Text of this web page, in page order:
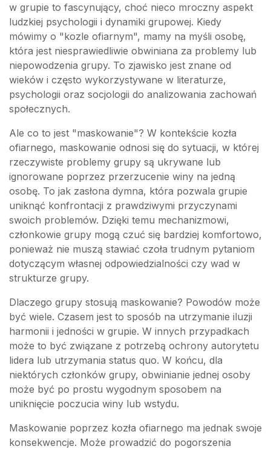
w grupie to fascynujący, choć nieco mroczny aspekt
ludzkiej psychologii i dynamiki grupowej. Kiedy
mówimy o "kozle ofiarnym", mamy na myśli osobę,
która jest niesprawiedliwie obwiniana za problemy lub
niepowodzenia grupy. To zjawisko jest znane od
wieków i często wykorzystywane w literaturze,
psychologii oraz socjologii do analizowania zachowań
społecznych.
Ale co to jest "maskowanie"? W kontekście kozła
ofiarnego, maskowanie odnosi się do sytuacji, w której
rzeczywiste problemy grupy są ukrywane lub
ignorowane poprzez przerzucenie winy na jedną
osobę. To jak zasłona dymna, która pozwala grupie
uniknąć konfrontacji z prawdziwymi przyczynami
swoich problemów. Dzięki temu mechanizmowi,
członkowie grupy mogą czuć się bardziej komfortowo,
ponieważ nie muszą stawiać czoła trudnym pytaniom
dotyczącym własnej odpowiedzialności czy wad w
strukturze grupy.
Dlaczego grupy stosują maskowanie? Powodów może
być wiele. Czasem jest to sposób na utrzymanie iluzji
harmonii i jedności w grupie. W innych przypadkach
może to być związane z potrzebą ochrony autorytetu
lidera lub utrzymania status quo. W końcu, dla
niektórych członków grupy, obwinianie jednej osoby
może być po prostu wygodnym sposobem na
uniknięcie poczucia winy lub wstydu.
Maskowanie poprzez kozła ofiarnego ma jednak swoje
konsekwencje. Może prowadzić do pogorszenia